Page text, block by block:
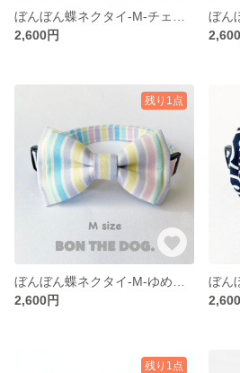
2,600円
残り1点
2,600円
ぼん
残り1点